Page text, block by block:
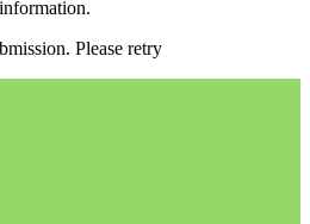
Please retry